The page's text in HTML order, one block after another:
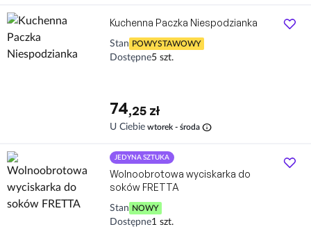
Kuchenna Paczka Niespodzianka
Stan POWYSTAWOWY
Dostępne5 szt.
74,25 zł
U Ciebie wtorek - środa info
JEDYNA SZTUKA
Wolnoobrotowa wyciskarka do
soków FRETTA
Stan NOWY
Dostępne1 szt.